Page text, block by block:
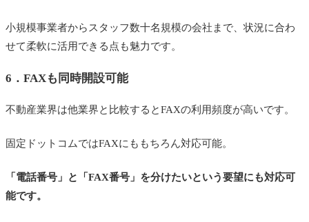
小規模事業者からスタッフ数十名規模の会社まで、状況に合わ
せて柔軟に活用できる点も魅力です。
6．FAXも同時開設可能
不動産業界は他業界と比較するとFAXの利用頻度が高いです。
固定ドットコムではFAXにももちろん対応可能。
「電話番号」と「FAX番号」を分けたいという要望にも対応可
能です。